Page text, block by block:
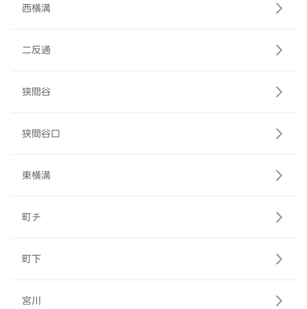
西横溝
二反通
狭間谷
狭間谷口
東横溝
町チ
町下
宮川